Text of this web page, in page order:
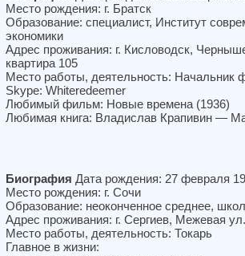
Место рождения: г. Братск
Образование: специалист, Институт
экономики
Адрес проживания: г. Кисловодск,
квартира 105
Место работы, деятельность: Начальник
Skype: Whiteredeemer
Любимый фильм: Новые времена (1936)
Любимая книга: Владислав Крапивин —
Биография Дата рождения: 27 февраля
Место рождения: г. Сочи
Образование: неоконченное среднее,
Адрес проживания: г. Сергиев, Межевая
Место работы, деятельность: Токарь
Главное в жизни: